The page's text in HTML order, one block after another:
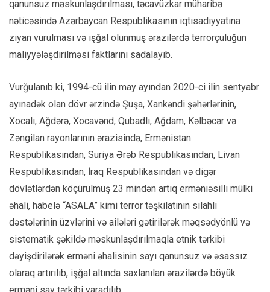
qanunsuz məskunlaşdırılması, təcavüzkar müharibə
nəticəsində Azərbaycan Respublikasının iqtisadiyyatına
ziyan vurulması və işğal olunmuş ərazilərdə terrorçuluğun
maliyyələşdirilməsi faktlarını sadalayıb.
Vurğulanıb ki, 1994-cü ilin may ayından 2020-ci ilin sentyabr
ayınadək olan dövr ərzində Şuşa, Xankəndi şəhərlərinin,
Xocalı, Ağdərə, Xocavənd, Qubadlı, Ağdam, Kəlbəcər və
Zəngilan rayonlarının ərazisində, Ermənistan
Respublikasından, Suriya Ərəb Respublikasından, Livan
Respublikasından, İraq Respublikasından və digər
dövlətlərdən köçürülmüş 23 mindən artıq erməniəsilli mülki
əhali, habelə “ASALA” kimi terror təşkilatının silahlı
dəstələrinin üzvlərini və ailələri gətirilərək məqsədyönlü və
sistematik şəkildə məskunlaşdırılmaqla etnik tərkibi
dəyişdirilərək erməni əhalisinin sayı qanunsuz və əsassız
olaraq artırılıb, işğal altında saxlanılan ərazilərdə böyük